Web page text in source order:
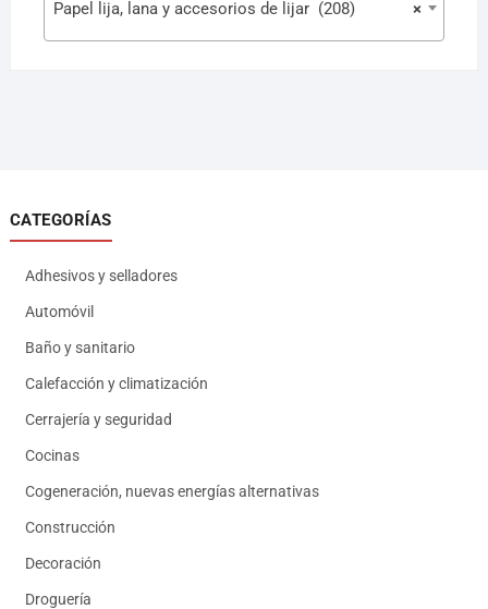
×
Papel lija, lana y accesorios de lijar (208)
CATEGORÍAS
Adhesivos y selladores
Automóvil
Baño y sanitario
Calefacción y climatización
Cerrajería y seguridad
Cocinas
Cogeneración, nuevas energías alternativas
Construcción
Decoración
Droguería